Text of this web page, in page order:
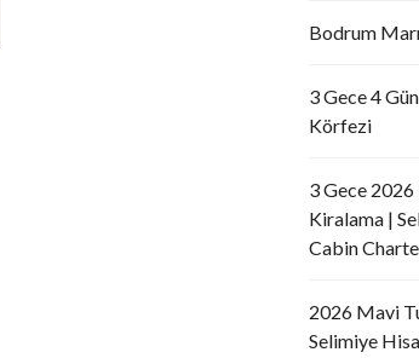
Bodrum
3 Gece 4
Körfezi
3 Gece
Kiralama |
Cabin
2026 Mavi
Selimiye